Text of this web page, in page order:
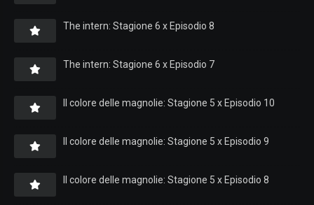
The intern: Stagione 6 x Episodio 8
The intern: Stagione 6 x Episodio 7
Il colore delle magnolie: Stagione 5 x Episodio 10
Il colore delle magnolie: Stagione 5 x Episodio 9
Il colore delle magnolie: Stagione 5 x Episodio 8